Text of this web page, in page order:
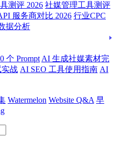
测评 2026 社媒管理工具测评
服务商对比 2026 行业CPC
据分析
个 Prompt AI 生成社媒素材完
战 AI SEO 工具使用指南 AI
Watermelon Website Q&A 早